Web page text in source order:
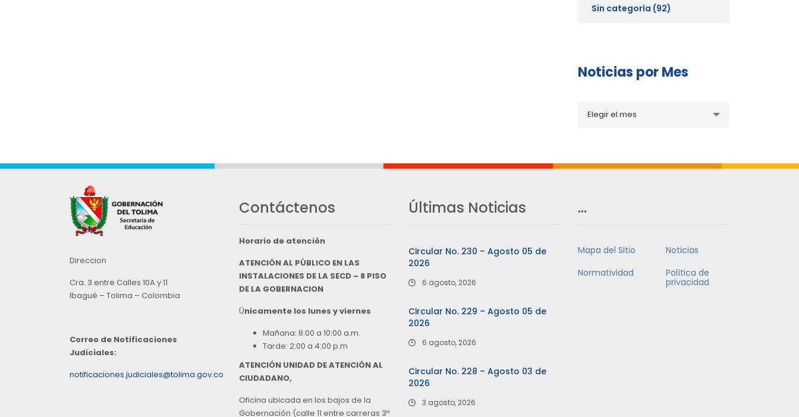
Sin categoría (92)
Noticias por Mes
porElegir el mes
Direccion
Cra. 3 entre Calles 10A y 11
Ibagué – Tolima – Colombia
Correo de Notificaciones
Judiciales:
notificaciones.judiciales@tolima.gov.co
Contáctenos
Horario de atención
ATENCIÓN AL PÚBLICO EN LAS
INSTALACIONES DE LA SECD – 8 PISO
DE LA GOBERNACION
Únicamente los lunes y viernes
Mañana: 8:00 a 10:00 a.m.
Tarde: 2:00 a 4:00 p.m
ATENCIÓN UNIDAD DE ATENCIÓN AL
CIUDADANO,
Oficina ubicada en los bajos de la
Gobernación (calle 11 entre carreras 3ª
Últimas Noticias
Circular No. 230 – Agosto 05 de
2026
6 agosto, 2026
Circular No. 229 – Agosto 05 de
2026
6 agosto, 2026
Circular No. 228 – Agosto 03 de
2026
3 agosto, 2026
…
Mapa del Sitio
Noticias
Normatividad
Política de
privacidad